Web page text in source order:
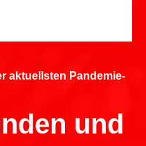
aktuellsten Pandemie-
und